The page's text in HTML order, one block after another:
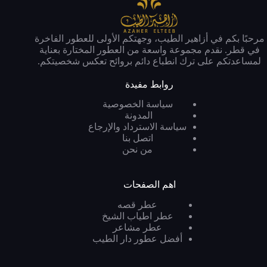
مرحبًا بكم في أزاهير الطيب، وجهتكم الأولى للعطور الفاخرة
في قطر. نقدم مجموعة واسعة من العطور المختارة بعناية
لمساعدتكم على ترك انطباع دائم بروائح تعكس شخصيتكم.
روابط مفيدة
سياسة الخصوصية
المدونة
سياسة الاسترداد والإرجاع
اتصل بنا
من نحن
اهم الصفحات
عطر قصه
عطر اطياب الشيخ
عطر مشاعر
أفضل عطور دار الطيب